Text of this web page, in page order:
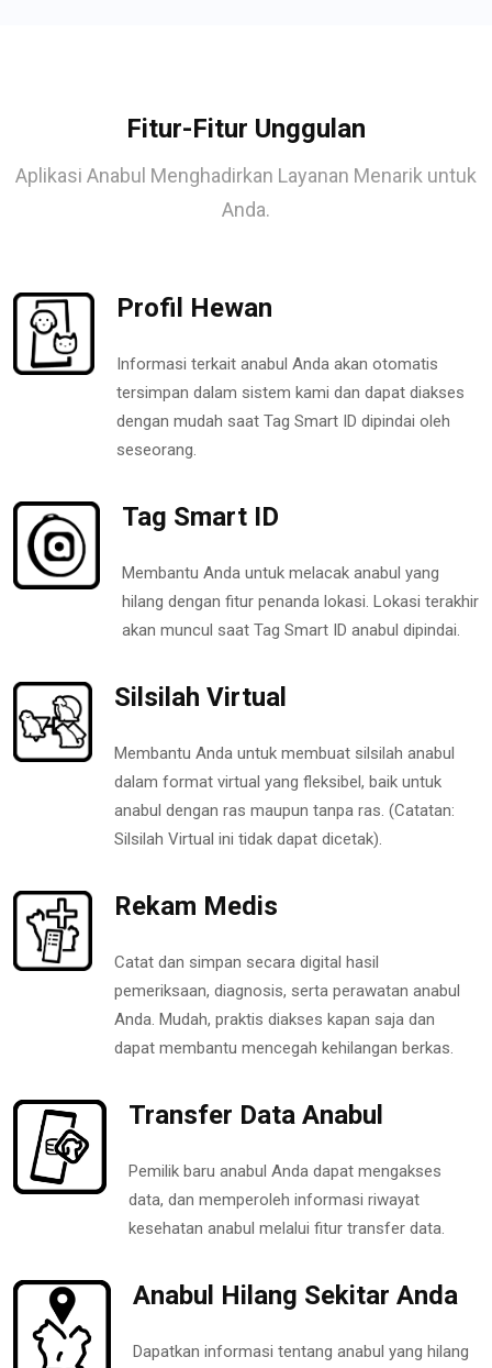
Fitur-Fitur Unggulan
Aplikasi Anabul Menghadirkan Layanan Menarik untuk
Anda.
Profil Hewan
Informasi terkait anabul Anda akan otomatis
tersimpan dalam sistem kami dan dapat diakses
dengan mudah saat Tag Smart ID dipindai oleh
seseorang.
Tag Smart ID
Membantu Anda untuk melacak anabul yang
hilang dengan fitur penanda lokasi. Lokasi terakhir
akan muncul saat Tag Smart ID anabul dipindai.
Silsilah Virtual
Membantu Anda untuk membuat silsilah anabul
dalam format virtual yang fleksibel, baik untuk
anabul dengan ras maupun tanpa ras. (Catatan:
Silsilah Virtual ini tidak dapat dicetak).
Rekam Medis
Catat dan simpan secara digital hasil
pemeriksaan, diagnosis, serta perawatan anabul
Anda. Mudah, praktis diakses kapan saja dan
dapat membantu mencegah kehilangan berkas.
Transfer Data Anabul
Pemilik baru anabul Anda dapat mengakses
data, dan memperoleh informasi riwayat
kesehatan anabul melalui fitur transfer data.
Anabul Hilang Sekitar Anda
Dapatkan informasi tentang anabul yang hilang